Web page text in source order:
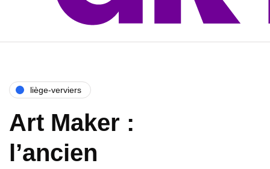
liège-verviers
Art Maker :
l’ancien